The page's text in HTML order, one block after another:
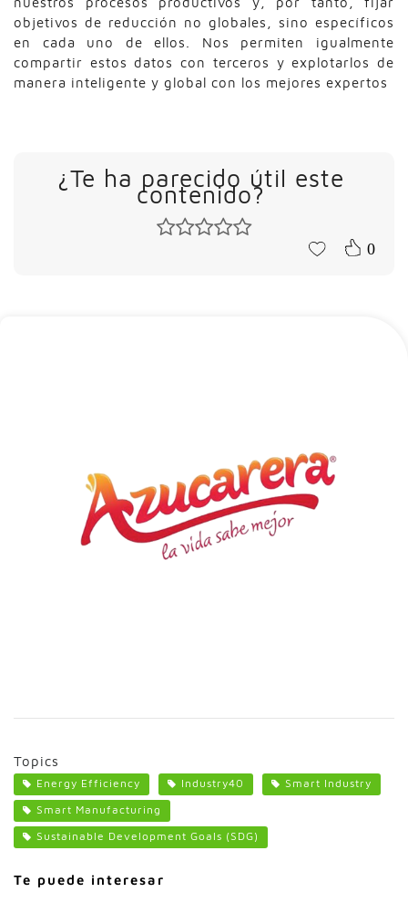
objetivos de reducción no globales, sino específicos
en cada uno de ellos. Nos permiten igualmente
compartir estos datos con terceros y explotarlos de
manera inteligente y global con los mejores expertos
¿Te ha parecido útil este
contenido?
0
Topics
Energy Efficiency Industry40
Smart Industry
Smart Manufacturing
Sustainable Development Goals (SDG)
Te puede interesar